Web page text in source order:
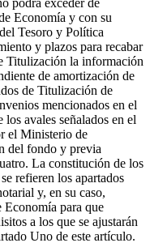
podrá exceder de
Economía y con su
Tesoro y Política
y plazos para recabar
Titulización la información
de amortización de
de Titulización de
mencionados en el
avales señalados en el
el Ministerio de
del fondo y previa
La constitución de los
refieren los apartados
y, en su caso,
para que
a los que se ajustarán
Uno de este artículo.